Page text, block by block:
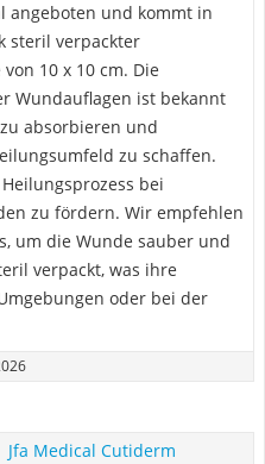
angeboten und kommt in
steril verpackter
10 x 10 cm. Die
Wundauflagen ist bekannt
absorbieren und
zu schaffen.
bei
zu fördern. Wir empfehlen
um die Wunde sauber und
verpackt, was ihre
oder bei der
Jfa Medical Cutiderm